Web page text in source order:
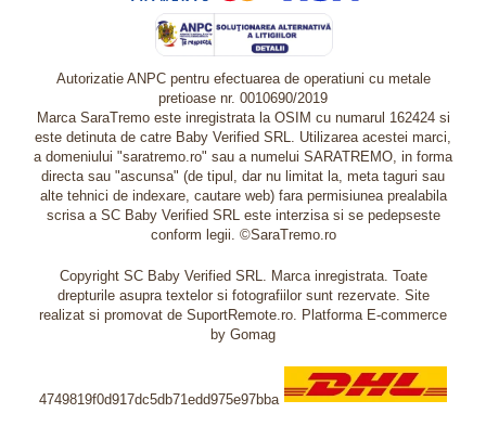
Autorizatie ANPC pentru efectuarea de operatiuni cu metale
pretioase nr. 0010690/2019
Marca SaraTremo este inregistrata la OSIM cu numarul 162424 si
este detinuta de catre Baby Verified SRL. Utilizarea acestei marci,
a domeniului "saratremo.ro" sau a numelui SARATREMO, in forma
directa sau "ascunsa" (de tipul, dar nu limitat la, meta taguri sau
alte tehnici de indexare, cautare web) fara permisiunea prealabila
scrisa a SC Baby Verified SRL este interzisa si se pedepseste
conform legii. ©SaraTremo.ro
Copyright SC Baby Verified SRL. Marca inregistrata. Toate
drepturile asupra textelor si fotografiilor sunt rezervate. Site
realizat si promovat de SuportRemote.ro. Platforma E-commerce
by Gomag
4749819f0d917dc5db71edd975e97bba